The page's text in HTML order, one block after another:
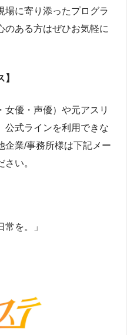
場に寄り添ったプログラ
のある方はぜひお気軽に
女優・声優）や元アスリ
公式ラインを利用できな
企業/事務所様は下記メー
い。
常を。」